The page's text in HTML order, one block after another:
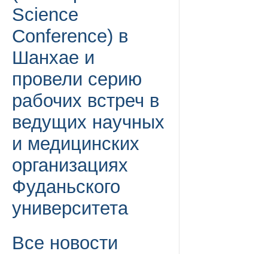
Science
Conference) в
Шанхае и
провели серию
рабочих встреч в
ведущих научных
и медицинских
организациях
Фуданьского
университета
Все новости